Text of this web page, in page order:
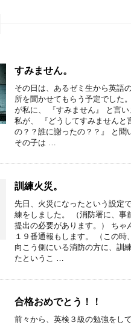
すみません。
その日は、あるゼミ生から英語
所を聞かせてもらう予定でした
が私に、 『すみません』 と言い
私が、 『どうしてすみませんと
の？？誰に謝ったの？？』 と聞
その子は …
訓練火災。
先日、火災になったという設定
練をしました。 （消防署に、事
提出の必要があります。） ちゃ
１９番通報もします。 （この時
向こう側にいる消防の方に、訓
たというこ …
合格おめでとう！！
前々から、英検３級の勉強をし